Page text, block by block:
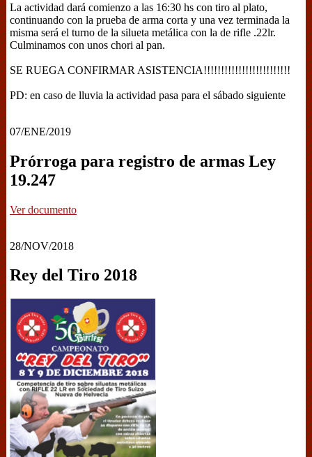
La actividad dará comienzo a las 16:30 hs con tiro al plato,
continuando con la prueba de arma corta y una vez terminada la
misma será el turno de la silueta metálica con la de rifle .22lr.
Culminamos con unos chori al pan.
SE RUEGA CONFIRMAR ASISTENCIA!!!!!!!!!!!!!!!!!!!!!!!!!
PD: en caso de lluvia la actividad pasa para el sábado siguiente
07/ENE/2019
Prórroga para registro de armas Ley
19.247
Ver documento
28/NOV/2018
Rey del Tiro 2018